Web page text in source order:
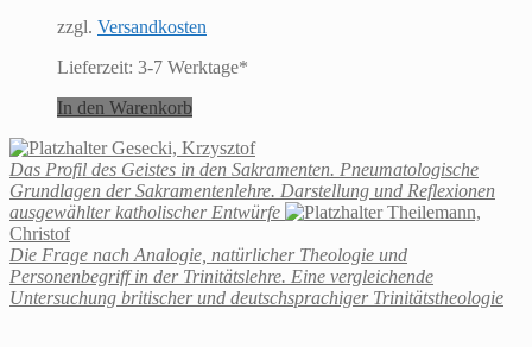
zzgl. Versandkosten
Lieferzeit: 3-7 Werktage*
In den Warenkorb
Gesecki, Krzysztof
Das Profil des Geistes in den Sakramenten. Pneumatologische
Grundlagen der Sakramentenlehre. Darstellung und Reflexionen
ausgewählter katholischer Entwürfe
Theilemann,
Christof
Die Frage nach Analogie, natürlicher Theologie und
Personenbegriff in der Trinitätslehre. Eine vergleichende
Untersuchung britischer und deutschsprachiger Trinitätstheologie